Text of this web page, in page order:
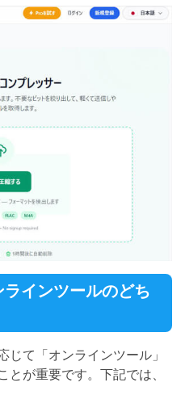
インツールのどち
じて「オンラインツール」
とが重要です。下記では、